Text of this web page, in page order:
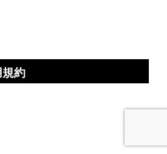
約